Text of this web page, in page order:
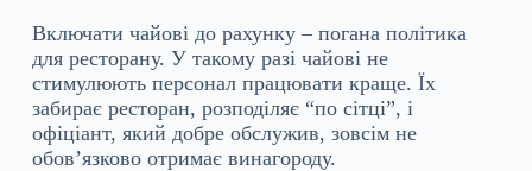
Включати чайові до рахунку – погана політика
для ресторану. У такому разі чайові не
стимулюють персонал працювати краще. Їх
забирає ресторан, розподіляє “по сітці”, і
офіціант, який добре обслужив, зовсім не
обов’язково отримає винагороду.